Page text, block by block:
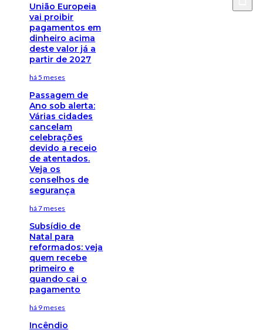
União Europeia
vai proibir
pagamentos em
dinheiro acima
deste valor já a
partir de 2027
há 5 meses
Passagem de
Ano sob alerta:
Várias cidades
cancelam
celebrações
devido a receio
de atentados.
Veja os
conselhos de
segurança
há 7 meses
Subsídio de
Natal para
reformados: veja
quem recebe
primeiro e
quando cai o
pagamento
há 9 meses
Incêndio